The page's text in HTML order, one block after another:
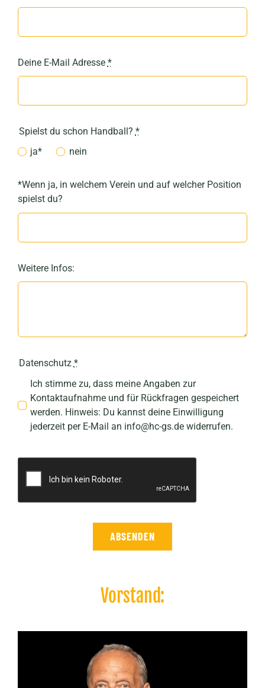
Deine E-Mail Adresse *
Spielst du schon Handball? *
ja*
nein
*Wenn ja, in welchem Verein und auf welcher Position
spielst du?
Weitere Infos:
Datenschutz *
Ich stimme zu, dass meine Angaben zur
Kontaktaufnahme und für Rückfragen gespeichert
werden. Hinweis: Du kannst deine Einwilligung
jederzeit per E-Mail an info@hc-gs.de widerrufen.
ABSENDEN
Vorstand: